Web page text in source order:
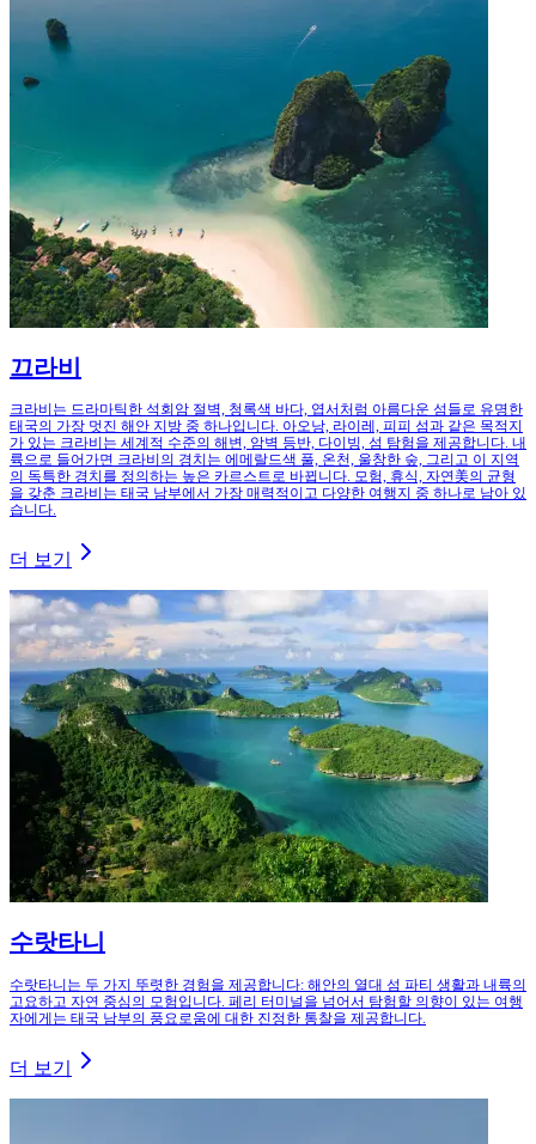
끄라비
크라비는 드라마틱한 석회암 절벽, 청록색 바다, 엽서처럼 아름다운 섬들로 유명한
태국의 가장 멋진 해안 지방 중 하나입니다. 아오낭, 라이레, 피피 섬과 같은 목적지
가 있는 크라비는 세계적 수준의 해변, 암벽 등반, 다이빙, 섬 탐험을 제공합니다. 내
륙으로 들어가면 크라비의 경치는 에메랄드색 풀, 온천, 울창한 숲, 그리고 이 지역
의 독특한 경치를 정의하는 높은 카르스트로 바뀝니다. 모험, 휴식, 자연美의 균형
을 갖춘 크라비는 태국 남부에서 가장 매력적이고 다양한 여행지 중 하나로 남아 있
습니다.
더 보기
수랏타니
수랏타니는 두 가지 뚜렷한 경험을 제공합니다: 해안의 열대 섬 파티 생활과 내륙의
고요하고 자연 중심의 모험입니다. 페리 터미널을 넘어서 탐험할 의향이 있는 여행
자에게는 태국 남부의 풍요로움에 대한 진정한 통찰을 제공합니다.
더 보기